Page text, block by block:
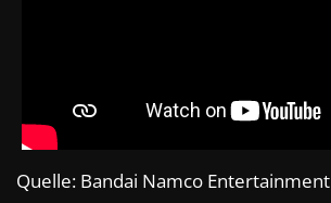
Quelle: Bandai Namco Entertainment